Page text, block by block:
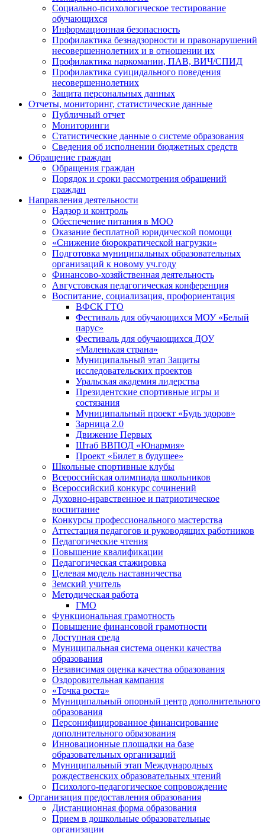
Социально-психологическое тестирование
обучающихся
Информационная безопасность
Профилактика безнадзорности и правонарушений
несовершеннолетних и в отношении их
Профилактика наркомании, ПАВ, ВИЧ/СПИД
Профилактика суицидального поведения
несовершеннолетних
Защита персональных данных
Отчеты, мониторинг, статистические данные
Публичный отчет
Мониторинги
Статистические данные о системе образования
Сведения об исполнении бюджетных средств
Обращение граждан
Обращения граждан
Порядок и сроки рассмотрения обращений
граждан
Направления деятельности
Надзор и контроль
Обеспечение питания в МОО
Оказание бесплатной юридической помощи
«Снижение бюрократической нагрузки»
Подготовка муниципальных образовательных
организаций к новому уч.году
Финансово-хозяйственная деятельность
Августовская педагогическая конференция
Воспитание, социализация, профориентация
ВФСК ГТО
Фестиваль для обучающихся МОУ «Белый
парус»
Фестиваль для обучающихся ДОУ
«Маленькая страна»
Муниципальный этап Защиты
исследовательских проектов
Уральская академия лидерства
Президентские спортивные игры и
состязания
Муниципальный проект «Будь здоров»
Зарница 2.0
Движение Первых
Штаб ВВПОД «Юнармия»
Проект «Билет в будущее»
Школьные спортивные клубы
Всероссийская олимпиада школьников
Всероссийский конкурс сочинений
Духовно-нравственное и патриотическое
воспитание
Конкурсы профессионального мастерства
Аттестация педагогов и руководящих работников
Педагогические чтения
Повышение квалификации
Педагогическая стажировка
Целевая модель наставничества
Земский учитель
Методическая работа
ГМО
Функциональная грамотность
Повышение финансовой грамотности
Доступная среда
Муниципальная система оценки качества
образования
Независимая оценка качества образования
Оздоровительная кампания
«Точка роста»
Муниципальный опорный центр дополнительного
образования
Персонифицированное финансирование
дополнительного образования
Инновационные площадки на базе
образовательных организаций
Муниципальный этап Международных
рождественских образовательных чтений
Психолого-педагогическое сопровождение
Организация предоставления образования
Дистанционная форма образования
Прием в дошкольные образовательные
организации